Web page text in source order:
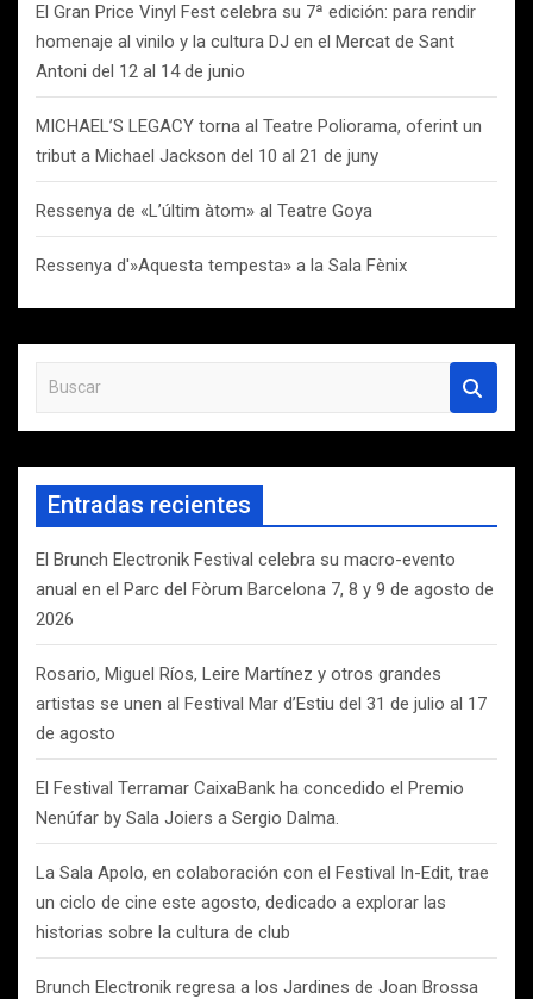
El Gran Price Vinyl Fest celebra su 7ª edición: para rendir
homenaje al vinilo y la cultura DJ en el Mercat de Sant
Antoni del 12 al 14 de junio
MICHAEL’S LEGACY torna al Teatre Poliorama, oferint un
tribut a Michael Jackson del 10 al 21 de juny
Ressenya de «L’últim àtom» al Teatre Goya
Ressenya d'»Aquesta tempesta» a la Sala Fènix
s
c
r
Entradas recientes
El Brunch Electronik Festival celebra su macro-evento
anual en el Parc del Fòrum Barcelona 7, 8 y 9 de agosto de
2026
Rosario, Miguel Ríos, Leire Martínez y otros grandes
artistas se unen al Festival Mar d’Estiu del 31 de julio al 17
de agosto
El Festival Terramar CaixaBank ha concedido el Premio
Nenúfar by Sala Joiers a Sergio Dalma.
La Sala Apolo, en colaboración con el Festival In-Edit, trae
un ciclo de cine este agosto, dedicado a explorar las
historias sobre la cultura de club
Brunch Electronik regresa a los Jardines de Joan Brossa